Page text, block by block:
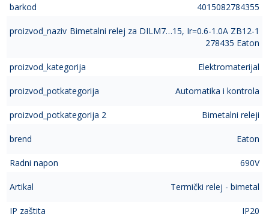
barkod 4015082784355
proizvod_naziv Bimetalni relej za DILM7…15, Ir=0.6-1.0A ZB12-1
278435 Eaton
proizvod_kategorija Elektromaterijal
proizvod_potkategorija Automatika i kontrola
proizvod_potkategorija 2 Bimetalni releji
brend Eaton
Radni napon 690V
Artikal Termički relej - bimetal
IP zaštita IP20